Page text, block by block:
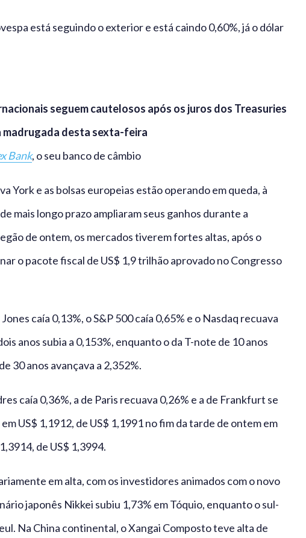
está seguindo o exterior e está caindo 0,60%, já o dólar
seguem cautelosos após os juros dos Treasuries
madrugada desta sexta-feira
Bank, o seu banco de câmbio
York e as bolsas europeias estão operando em queda, à
mais longo prazo ampliaram seus ganhos durante a
de ontem, os mercados tiverem fortes altas, após o
o pacote fiscal de US$ 1,9 trilhão aprovado no Congresso
caía 0,13%, o S&P 500 caía 0,65% e o Nasdaq recuava
anos subia a 0,153%, enquanto o da T-note de 10 anos
30 anos avançava a 2,352%.
caía 0,36%, a de Paris recuava 0,26% e a de Frankfurt se
US$ 1,1912, de US$ 1,1991 no fim da tarde de ontem em
de US$ 1,3994.
em alta, com os investidores animados com o novo
japonês Nikkei subiu 1,73% em Tóquio, enquanto o sul-
Na China continental, o Xangai Composto teve alta de